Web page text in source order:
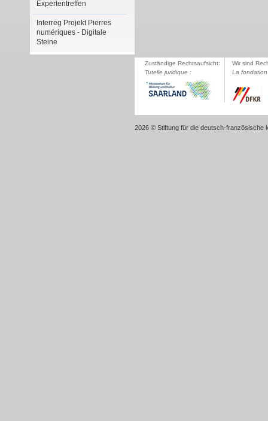
Expertentreffen
Interreg Projekt Pierres
numériques - Digitale
Steine
Zuständige Rechtsaufsicht:
Tutelle juridique :
Wir sind
La
2026 © Stiftung für die deutsch-französische